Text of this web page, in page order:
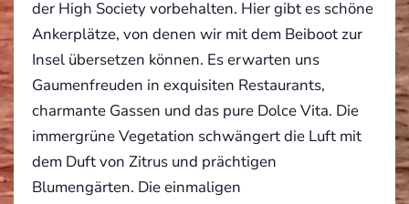
der High Society vorbehalten. Hier gibt es schöne
Ankerplätze, von denen wir mit dem Beiboot zur
Insel übersetzen können. Es erwarten uns
Gaumenfreuden in exquisiten Restaurants,
charmante Gassen und das pure Dolce Vita. Die
immergrüne Vegetation schwängert die Luft mit
dem Duft von Zitrus und prächtigen
Blumengärten. Die einmaligen